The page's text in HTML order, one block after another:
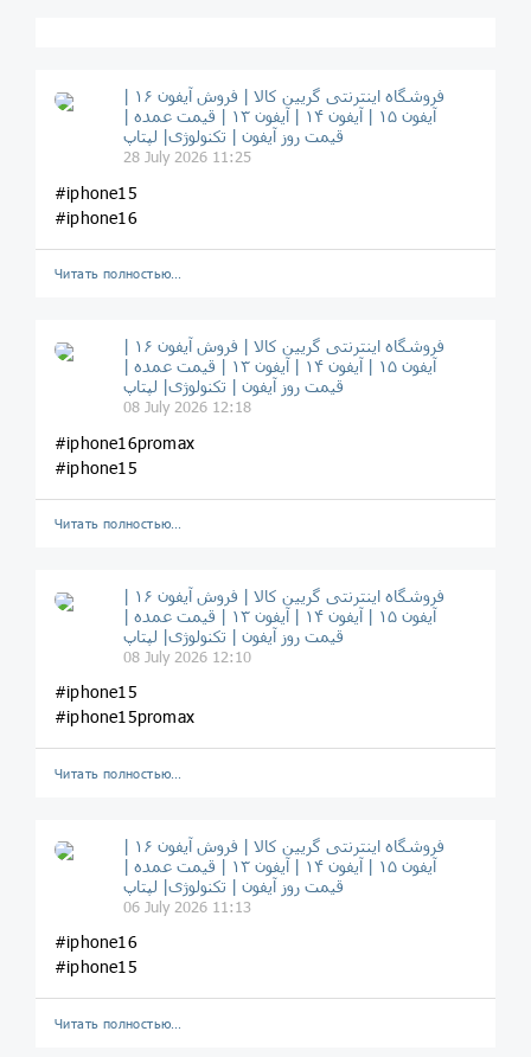
فروشگاه اینترنتی گریین کالا | فروش آیفون ۱۶ |
آیفون ۱۵ | آیفون ۱۴ | آیفون ۱۳ | قیمت عمده |
قیمت روز آیفون | تکنولوژی| لپتاپ
28 July 2026 11:25
#iphone15
#iphone16
Читать полностью…
فروشگاه اینترنتی گریین کالا | فروش آیفون ۱۶ |
آیفون ۱۵ | آیفون ۱۴ | آیفون ۱۳ | قیمت عمده |
قیمت روز آیفون | تکنولوژی| لپتاپ
08 July 2026 12:18
#iphone16promax
#iphone15
Читать полностью…
فروشگاه اینترنتی گریین کالا | فروش آیفون ۱۶ |
آیفون ۱۵ | آیفون ۱۴ | آیفون ۱۳ | قیمت عمده |
قیمت روز آیفون | تکنولوژی| لپتاپ
08 July 2026 12:10
#iphone15
#iphone15promax
Читать полностью…
فروشگاه اینترنتی گریین کالا | فروش آیفون ۱۶ |
آیفون ۱۵ | آیفون ۱۴ | آیفون ۱۳ | قیمت عمده |
قیمت روز آیفون | تکنولوژی| لپتاپ
06 July 2026 11:13
#iphone16
#iphone15
Читать полностью…